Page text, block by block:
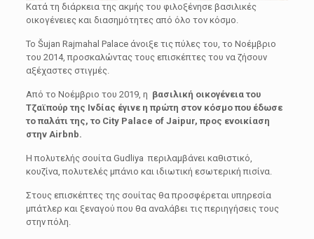
Κατά τη διάρκεια της ακμής του φιλοξένησε βασιλικές
οικογένειες και διασημότητες από όλο τον κόσμο.
Το Šujan Rajmahal Palace άνοιξε τις πύλες του, το Νοέμβριο
του 2014, προσκαλώντας τους επισκέπτες του να ζήσουν
αξέχαστες στιγμές.
Από το Νοέμβριο του 2019, η βασιλική οικογένεια του
Τζαϊπούρ της Ινδίας έγινε η πρώτη στον κόσμο που έδωσε
το παλάτι της, το City Palace of Jaipur, προς ενοικίαση
στην Airbnb.
Η πολυτελής σουίτα Gudliya περιλαμβάνει καθιστικό,
κουζίνα, πολυτελές μπάνιο και ιδιωτική εσωτερική πισίνα.
Στους επισκέπτες της σουίτας θα προσφέρεται υπηρεσία
μπάτλερ και ξεναγού που θα αναλάβει τις περιηγήσεις τους
στην πόλη.